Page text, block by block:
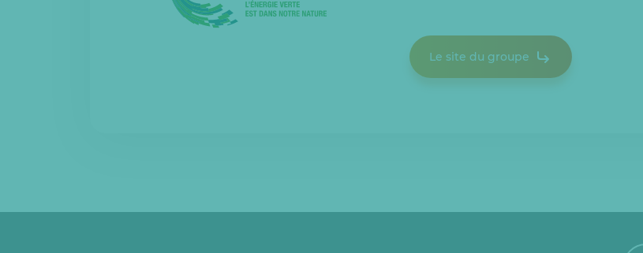
Le site du groupe